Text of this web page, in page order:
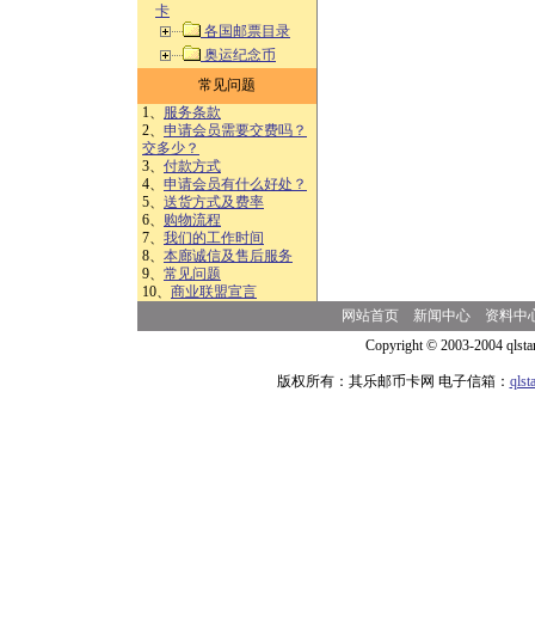
卡
各国邮票目录
奥运纪念币
常见问题
1、 服务条款
2、 申请会员需要交费吗？
交多少？
3、 付款方式
4、 申请会员有什么好处？
5、 送货方式及费率
6、 购物流程
7、 我们的工作时间
8、 本廊诚信及售后服务
9、 常见问题
10、 商业联盟宣言
网站首页 新闻中心
资料中
Copyright © 2003-2004
版权所有：其乐邮币卡网 电子信箱：